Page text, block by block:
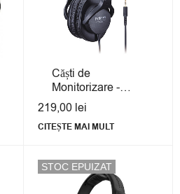
Căști de
Monitorizare -
Roland RH-5
219,00 lei
CITEȘTE MAI MULT
STOC EPUIZAT